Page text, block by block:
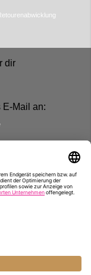
dir
E-Mail an: